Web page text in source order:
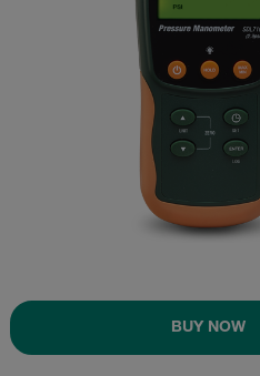
BUY NOW